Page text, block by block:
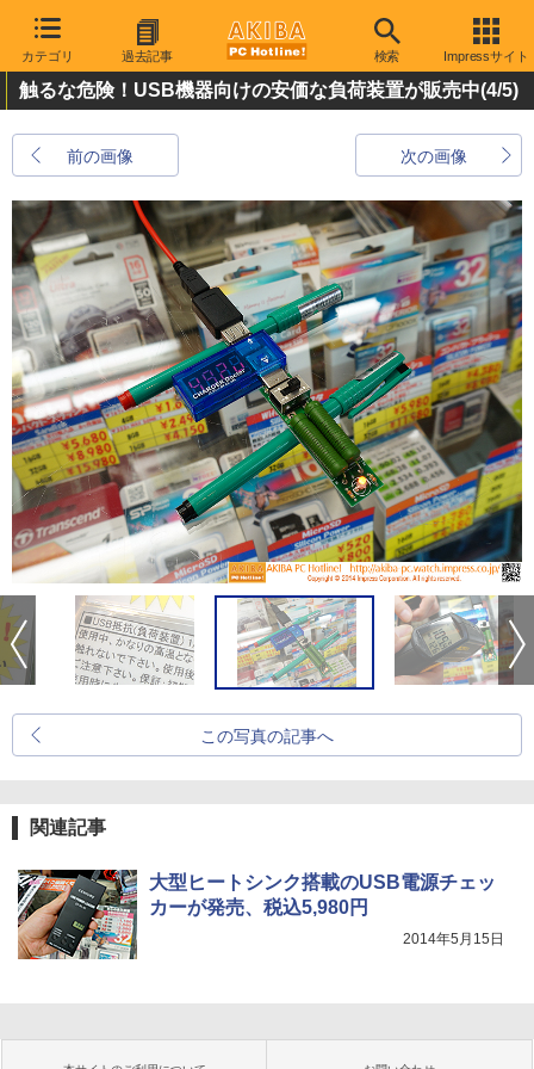
カテゴリ 過去記事 検索 Impressサイト
触るな危険！USB機器向けの安価な負荷装置が販売中(4/5)
前の画像 次の画像
この写真の記事へ
関連記事
大型ヒートシンク搭載のUSB電源チェッ
カーが発売、税込5,980円
2014年5月15日